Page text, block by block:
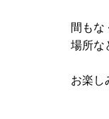
間も
場所な
お楽し